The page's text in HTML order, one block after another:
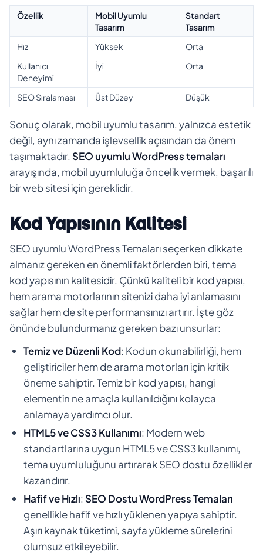
Özellik
Mobil Uyumlu
Tasarım
Standart
Tasarım
Hız
Yüksek
Orta
Kullanıcı
Deneyimi
İyi Orta
SEO Sıralaması Üst Düzey Düşük
Sonuç olarak, mobil uyumlu tasarım, yalnızca estetik
değil, aynı zamanda işlevsellik açısından da önem
taşımaktadır. SEO uyumlu WordPress temaları
arayışında, mobil uyumluluğa öncelik vermek, başarılı
bir web sitesi için gereklidir.
Kod Yapısının Kalitesi
SEO uyumlu WordPress Temaları seçerken dikkate
almanız gereken en önemli faktörlerden biri, tema
kod yapısının kalitesidir. Çünkü kaliteli bir kod yapısı,
hem arama motorlarının sitenizi daha iyi anlamasını
sağlar hem de site performansınızı artırır. İşte göz
önünde bulundurmanız gereken bazı unsurlar:
Temiz ve Düzenli Kod: Kodun okunabilirliği, hem
geliştiriciler hem de arama motorları için kritik
öneme sahiptir. Temiz bir kod yapısı, hangi
elementin ne amaçla kullanıldığını kolayca
anlamaya yardımcı olur.
HTML5 ve CSS3 Kullanımı: Modern web
standartlarına uygun HTML5 ve CSS3 kullanımı,
tema uyumluluğunu artırarak SEO dostu özellikler
kazandırır.
Hafif ve Hızlı: SEO Dostu WordPress Temaları
genellikle hafif ve hızlı yüklenen yapıya sahiptir.
Aşırı kaynak tüketimi, sayfa yükleme sürelerini
olumsuz etkileyebilir.